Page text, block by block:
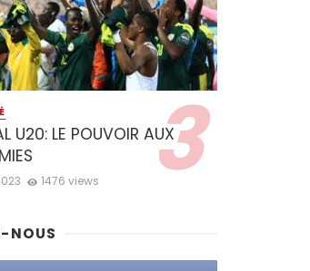
U20: LE POUVOIR AUX
1476 views
NOUS